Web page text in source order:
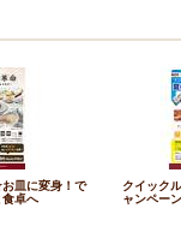
皿に変身！で
食卓へ
クイック
ャンペーン